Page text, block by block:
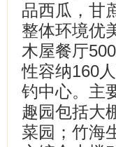
品西瓜，甘
整体环境优
木屋餐厅
性容纳160
钓中心。主
趣园包括大
菜园；竹海